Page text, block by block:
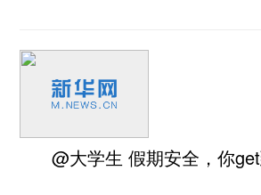
@大学生 假期安全，你